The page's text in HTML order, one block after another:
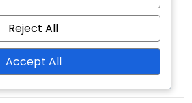
ste
nța
me
Reject All
Accept All